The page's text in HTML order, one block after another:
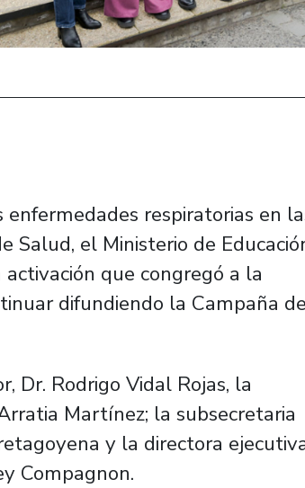
respiratorias en
Salud, el Ministerio de
que congregó a la
difundiendo la Campaña de
Dr. Rodrigo Vidal Rojas, la
Martínez; la subsecretaria
y la directora
Compagnon.